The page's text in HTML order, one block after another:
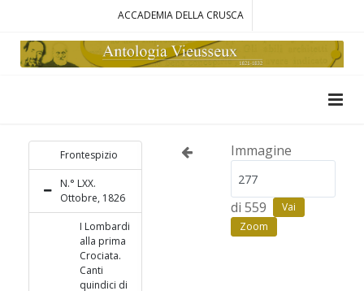
ACCADEMIA DELLA CRUSCA
Frontespizio
N.° LXX.
Ottobre, 1826
I Lombardi
alla prima
Crociata.
Canti
quindici di
Immagine
di 559
Vai
Zoom